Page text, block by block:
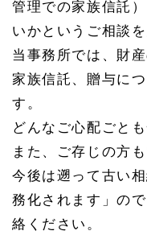
管理での家族信託
いかというご相談
当事務所では、財
家族信託、贈与に
す。
どんなご心配ごと
また、ご存じの方
今後は遡って古い
務化されます」の
絡ください。